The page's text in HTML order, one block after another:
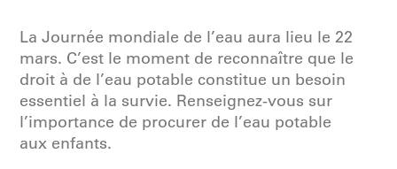
La Journée mondiale de l’eau aura lieu le 22
mars. C’est le moment de reconnaître que le
droit à de l’eau potable constitue un besoin
essentiel à la survie. Renseignez-vous sur
l’importance de procurer de l’eau potable
aux enfants.